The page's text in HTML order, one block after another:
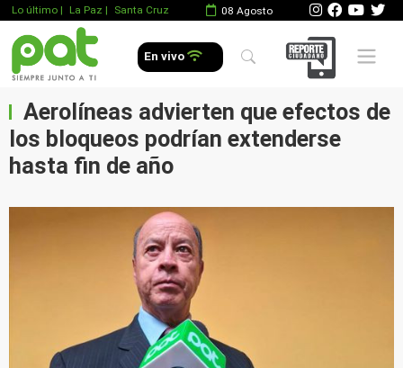
Lo último | La Paz | Santa Cruz 08 Agosto
En vivo Mobile
Aerolíneas advierten que efectos de
los bloqueos podrían extenderse
hasta fin de año